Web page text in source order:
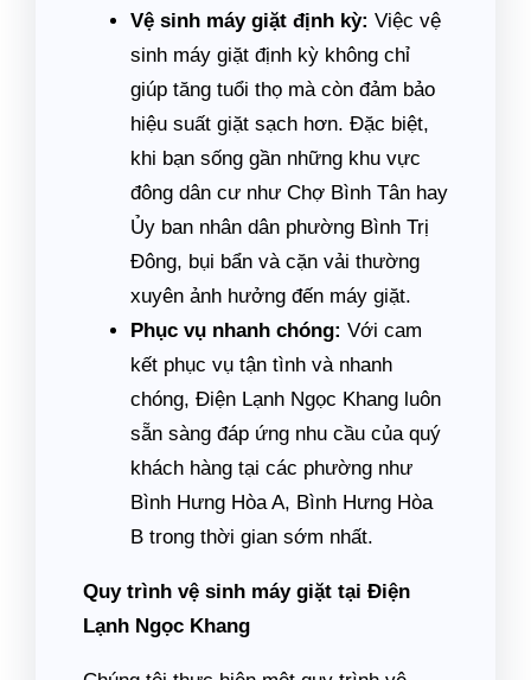
Vệ sinh máy giặt định kỳ: Việc vệ
sinh máy giặt định kỳ không chỉ
giúp tăng tuổi thọ mà còn đảm bảo
hiệu suất giặt sạch hơn. Đặc biệt,
khi bạn sống gần những khu vực
đông dân cư như Chợ Bình Tân hay
Ủy ban nhân dân phường Bình Trị
Đông, bụi bẩn và cặn vải thường
xuyên ảnh hưởng đến máy giặt.
Phục vụ nhanh chóng: Với cam
kết phục vụ tận tình và nhanh
chóng, Điện Lạnh Ngọc Khang luôn
sẵn sàng đáp ứng nhu cầu của quý
khách hàng tại các phường như
Bình Hưng Hòa A, Bình Hưng Hòa
B trong thời gian sớm nhất.
Quy trình vệ sinh máy giặt tại Điện
Lạnh Ngọc Khang